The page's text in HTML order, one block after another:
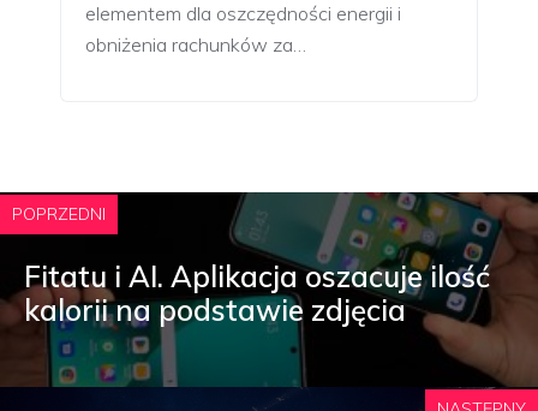
elementem dla oszczędności energii i
obniżenia rachunków za…
POPRZEDNI
Fitatu i AI. Aplikacja oszacuje ilość
kalorii na podstawie zdjęcia